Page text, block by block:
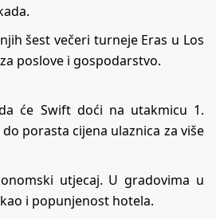
šest večeri turneje Eras u Los
poslove i gospodarstvo.
će Swift doći na utakmicu 1.
porasta cijena ulaznica za više
utjecaj. U gradovima u
i popunjenost hotela.